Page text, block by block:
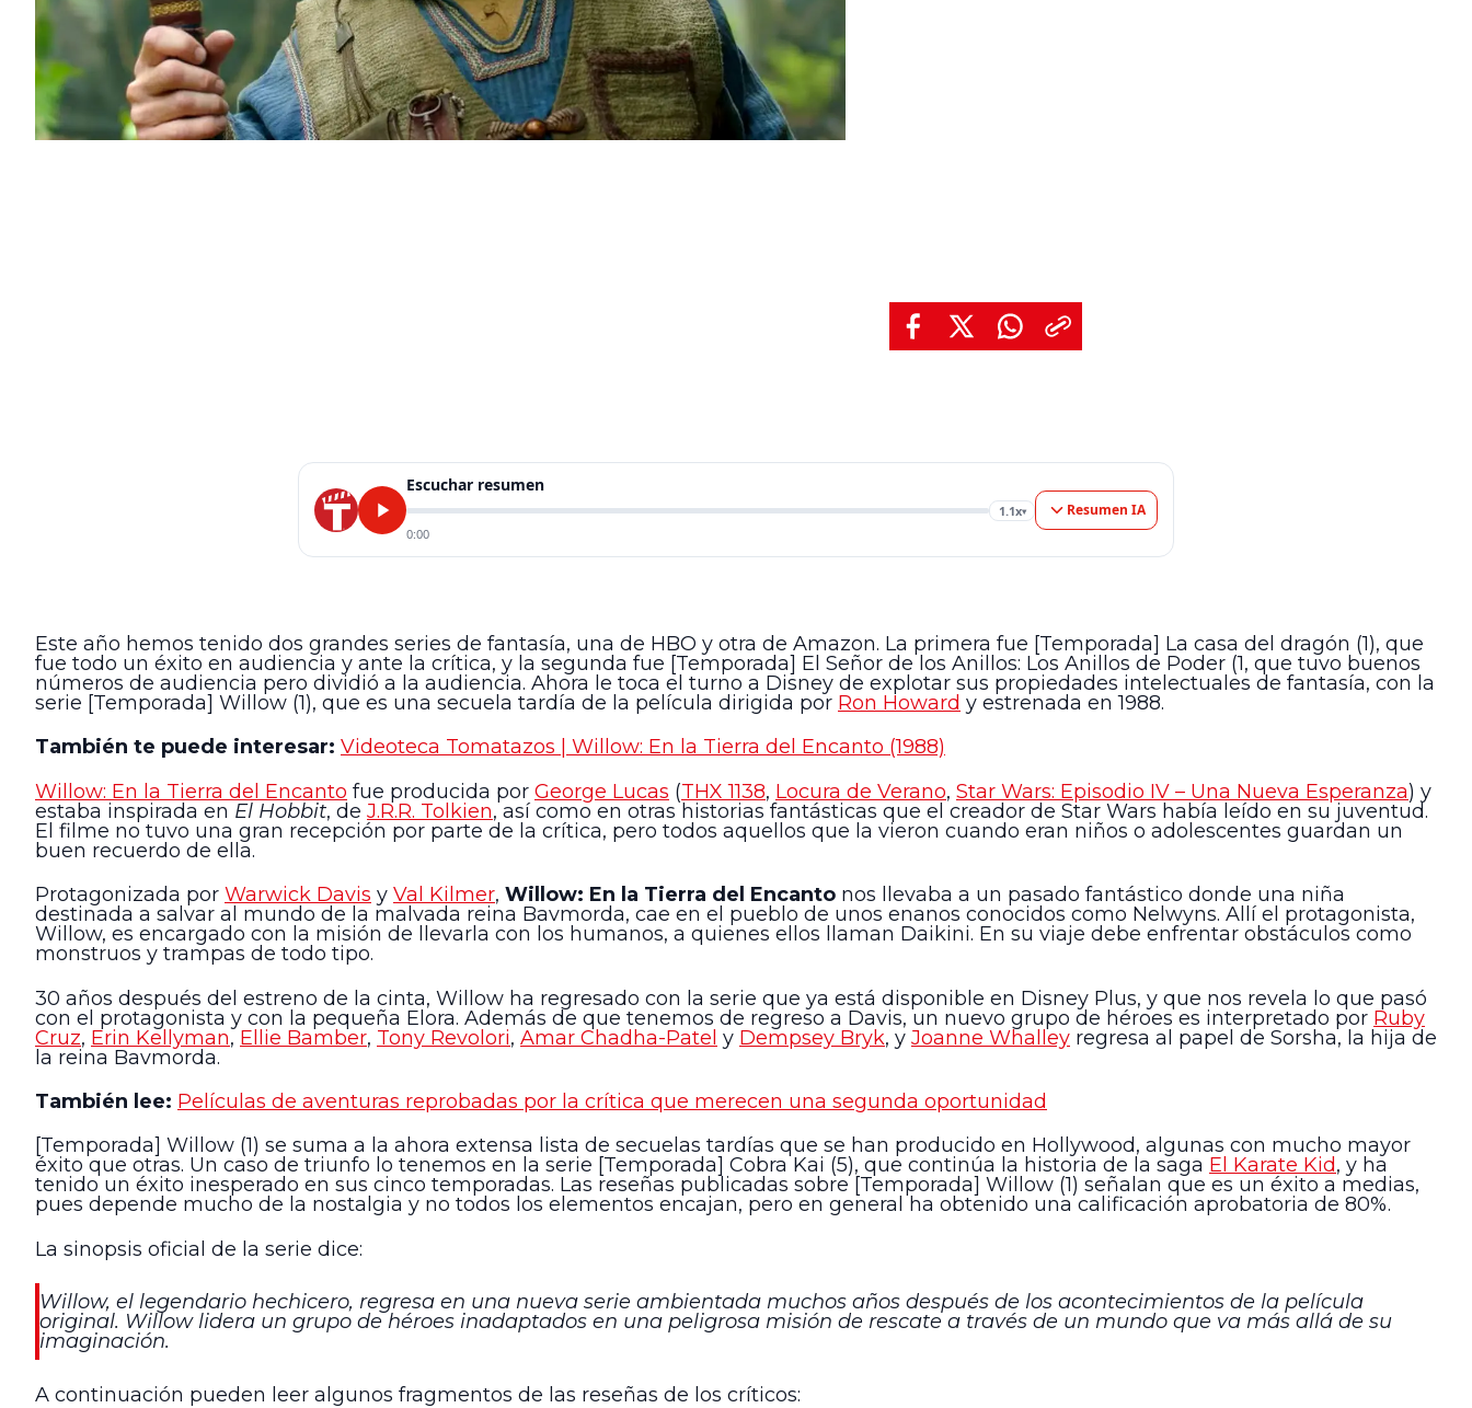
Escuchar resumen
1.1x▾
0:00
Resumen IA
Este año hemos tenido dos grandes series de fantasía, una de HBO y otra de Amazon. La primera fue [Temporada] La casa del dragón (1), que
fue todo un éxito en audiencia y ante la crítica, y la segunda fue [Temporada] El Señor de los Anillos: Los Anillos de Poder (1, que tuvo buenos
números de audiencia pero dividió a la audiencia. Ahora le toca el turno a Disney de explotar sus propiedades intelectuales de fantasía, con la
serie [Temporada] Willow (1), que es una secuela tardía de la película dirigida por Ron Howard y estrenada en 1988.
También te puede interesar: Videoteca Tomatazos | Willow: En la Tierra del Encanto (1988)
Willow: En la Tierra del Encanto fue producida por George Lucas (THX 1138, Locura de Verano, Star Wars: Episodio IV – Una Nueva Esperanza) y
estaba inspirada en El Hobbit, de J.R.R. Tolkien, así como en otras historias fantásticas que el creador de Star Wars había leído en su juventud.
El filme no tuvo una gran recepción por parte de la crítica, pero todos aquellos que la vieron cuando eran niños o adolescentes guardan un
buen recuerdo de ella.
Protagonizada por Warwick Davis y Val Kilmer, Willow: En la Tierra del Encanto nos llevaba a un pasado fantástico donde una niña
destinada a salvar al mundo de la malvada reina Bavmorda, cae en el pueblo de unos enanos conocidos como Nelwyns. Allí el protagonista,
Willow, es encargado con la misión de llevarla con los humanos, a quienes ellos llaman Daikini. En su viaje debe enfrentar obstáculos como
monstruos y trampas de todo tipo.
30 años después del estreno de la cinta, Willow ha regresado con la serie que ya está disponible en Disney Plus, y que nos revela lo que pasó
con el protagonista y con la pequeña Elora. Además de que tenemos de regreso a Davis, un nuevo grupo de héroes es interpretado por Ruby
Cruz, Erin Kellyman, Ellie Bamber, Tony Revolori, Amar Chadha-Patel y Dempsey Bryk, y Joanne Whalley regresa al papel de Sorsha, la hija de
la reina Bavmorda.
También lee: Películas de aventuras reprobadas por la crítica que merecen una segunda oportunidad
[Temporada] Willow (1) se suma a la ahora extensa lista de secuelas tardías que se han producido en Hollywood, algunas con mucho mayor
éxito que otras. Un caso de triunfo lo tenemos en la serie [Temporada] Cobra Kai (5), que continúa la historia de la saga El Karate Kid, y ha
tenido un éxito inesperado en sus cinco temporadas. Las reseñas publicadas sobre [Temporada] Willow (1) señalan que es un éxito a medias,
pues depende mucho de la nostalgia y no todos los elementos encajan, pero en general ha obtenido una calificación aprobatoria de 80%.
La sinopsis oficial de la serie dice:
Willow, el legendario hechicero, regresa en una nueva serie ambientada muchos años después de los acontecimientos de la película
original. Willow lidera un grupo de héroes inadaptados en una peligrosa misión de rescate a través de un mundo que va más allá de su
imaginación.
A continuación pueden leer algunos fragmentos de las reseñas de los críticos: